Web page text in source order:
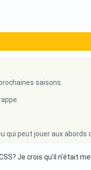
saisons.
qui peut jouer aux abords
Je crois qu'il n'était